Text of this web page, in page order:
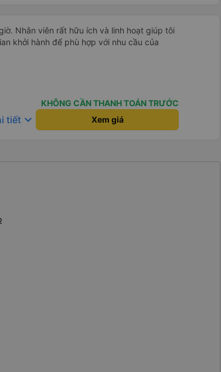
Nhân viên rất hữu ích và linh hoạt giúp tôi
khởi hành để phù hợp với nhu cầu của
KHÔNG CẦN THANH TOÁN TRƯỚC
tiết keyboard_arrow_down Xem giá